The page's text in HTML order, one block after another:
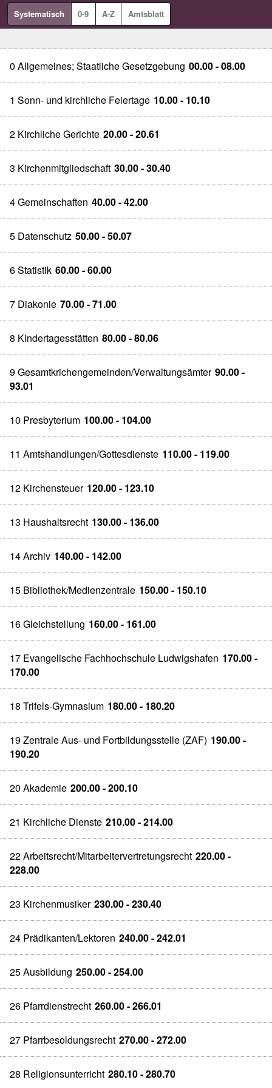
Systematisch 0-9 A-Z Amtsblatt
0 Allgemeines; Staatliche Gesetzgebung 00.00 - 08.00
1 Sonn- und kirchliche Feiertage 10.00 - 10.10
2 Kirchliche Gerichte 20.00 - 20.61
3 Kirchenmitgliedschaft 30.00 - 30.40
4 Gemeinschaften 40.00 - 42.00
5 Datenschutz 50.00 - 50.07
6 Statistik 60.00 - 60.00
7 Diakonie 70.00 - 71.00
8 Kindertagesstätten 80.00 - 80.06
9 Gesamtkrichengemeinden/Verwaltungsämter 90.00 -
93.01
10 Presbyterium 100.00 - 104.00
11 Amtshandlungen/Gottesdienste 110.00 - 119.00
12 Kirchensteuer 120.00 - 123.10
13 Haushaltsrecht 130.00 - 136.00
14 Archiv 140.00 - 142.00
15 Bibliothek/Medienzentrale 150.00 - 150.10
16 Gleichstellung 160.00 - 161.00
17 Evangelische Fachhochschule Ludwigshafen 170.00 -
170.00
18 Trifels-Gymnasium 180.00 - 180.20
19 Zentrale Aus- und Fortbildungsstelle (ZAF) 190.00 -
190.20
20 Akademie 200.00 - 200.10
21 Kirchliche Dienste 210.00 - 214.00
22 Arbeitsrecht/Mitarbeitervertretungsrecht 220.00 -
228.00
23 Kirchenmusiker 230.00 - 230.40
24 Prädikanten/Lektoren 240.00 - 242.01
25 Ausbildung 250.00 - 254.00
26 Pfarrdienstrecht 260.00 - 266.01
27 Pfarrbesoldungsrecht 270.00 - 272.00
28 Religionsunterricht 280.10 - 280.70